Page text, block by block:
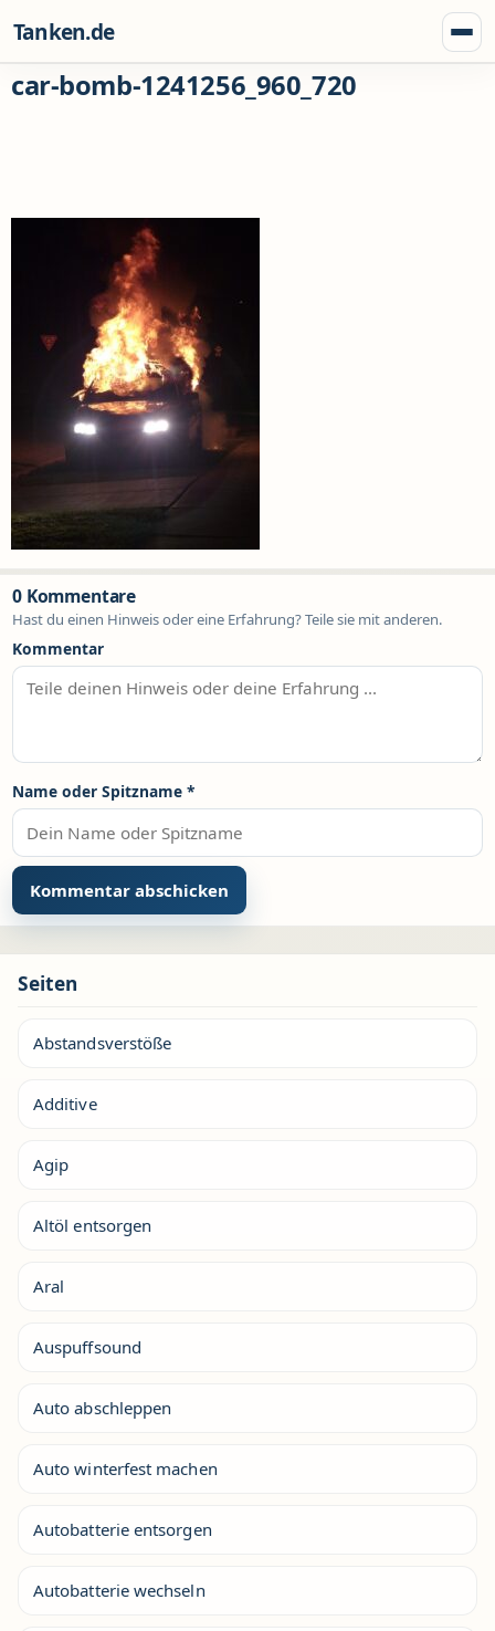
Tanken.de
car-bomb-1241256_960_720
0 Kommentare
Hast du einen Hinweis oder eine Erfahrung? Teile sie mit anderen.
Kommentar
Name oder Spitzname *
Seiten
Abstandsverstöße
Additive
Agip
Altöl entsorgen
Aral
Auspuffsound
Auto abschleppen
Auto winterfest machen
Autobatterie entsorgen
Autobatterie wechseln